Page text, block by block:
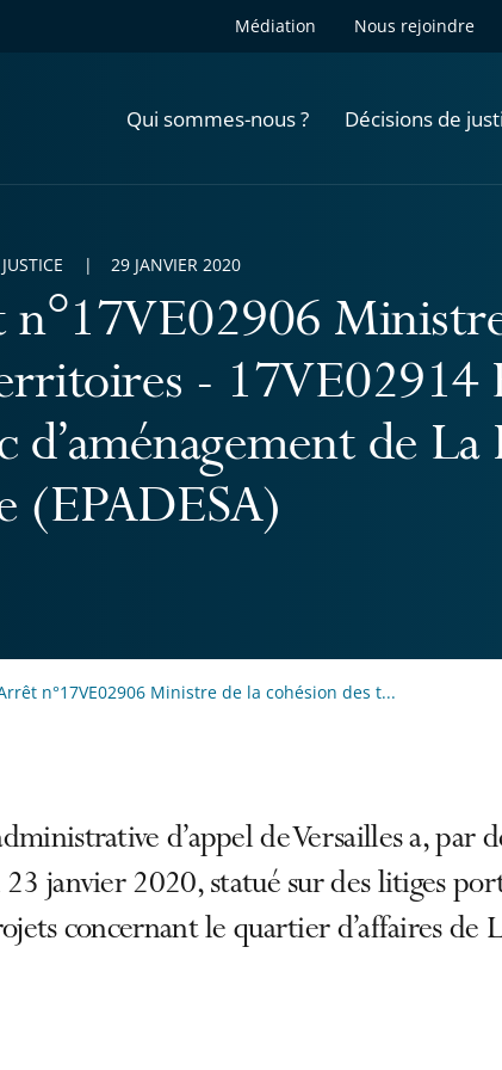
Médiation Nous rejoindre
Qui sommes-nous ? Décisions de
- 17VE02914
d’aménagement de La
(EPADESA)
29 JANVIER 2020
n°17VE02906 Ministre de la cohésion des t...
d’appel de Versailles a, par
janvier 2020, statué sur des litiges
concernant le quartier d’affaires de